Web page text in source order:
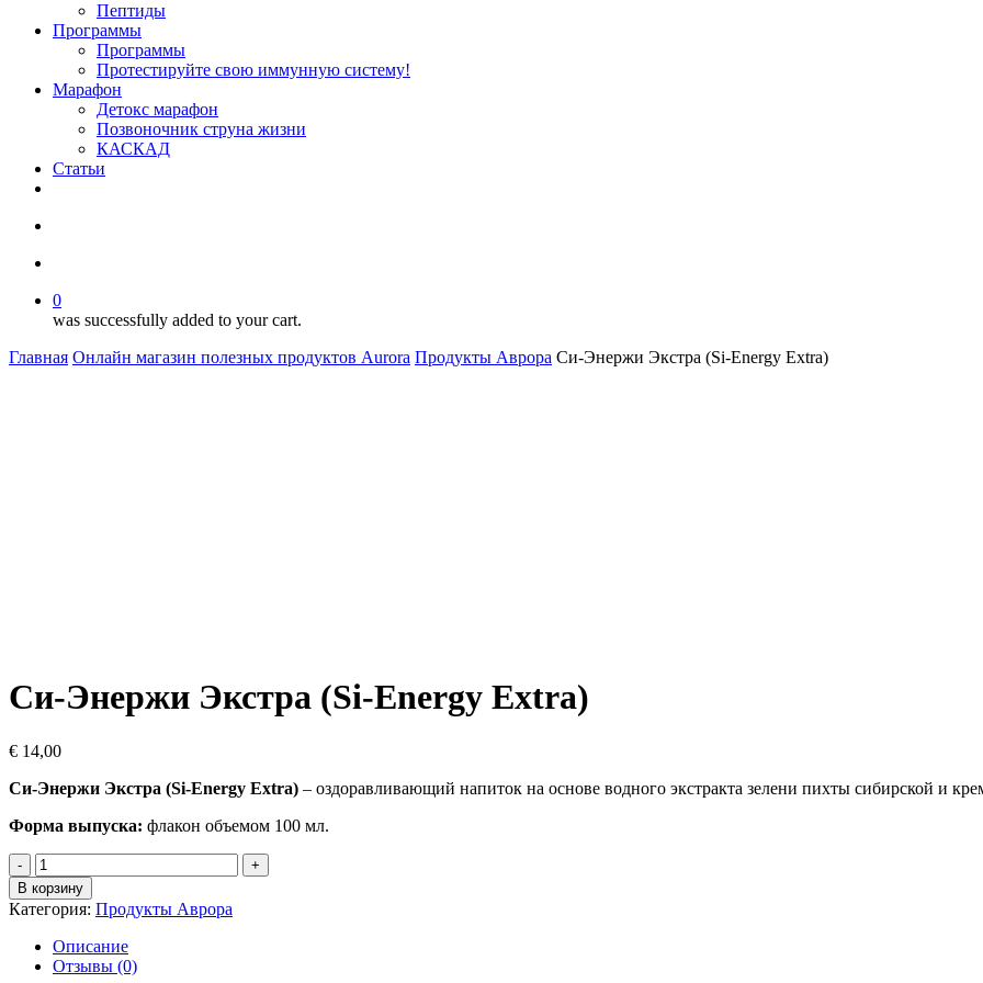
Пептиды
Программы
Программы
Протестируйте свою иммунную систему!
Марафон
Детокс марафон
Позвоночник струна жизни
КАСКАД
Статьи
0
was successfully added to your cart.
Главная Онлайн магазин полезных продуктов Aurora Продукты Аврора Си-Энержи Экстра (Si-Energy Extra)
Си-Энержи Экстра (Si-Energy Extra)
€ 14,00
Си-Энержи Экстра (Si-Energy Extra) – оздоравливающий напиток на основе водного экстракта зелени пихты сибирской и
Форма выпуска: флакон объемом 100 мл.
Количество
товара
Си-
Энержи
Экстра
(Si-
В корзину
Категория: Продукты Аврора
Описание
Отзывы (0)